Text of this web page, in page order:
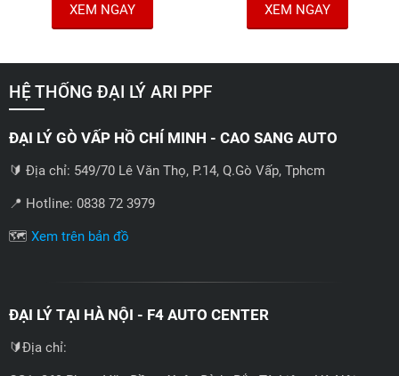
XEM NGAY XEM NGAY
HỆ THỐNG ĐẠI LÝ ARI PPF
ĐẠI LÝ GÒ VẤP HỒ CHÍ MINH - CAO SANG AUTO
🔰 Địa chỉ: 549/70 Lê Văn Thọ, P.14, Q.Gò Vấp, Tphcm
📍 Hotline: 0838 72 3979
🗺️ Xem trên bản đồ
ĐẠI LÝ TẠI HÀ NỘI - F4 AUTO CENTER
🔰Địa chỉ: